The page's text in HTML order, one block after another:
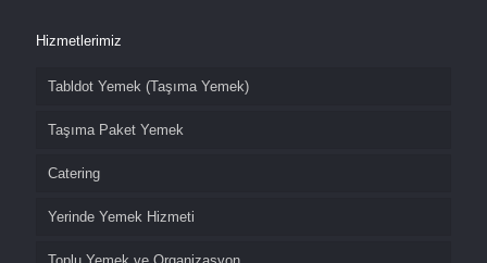
Hizmetlerimiz
Tabldot Yemek (Taşıma Yemek)
Taşıma Paket Yemek
Catering
Yerinde Yemek Hizmeti